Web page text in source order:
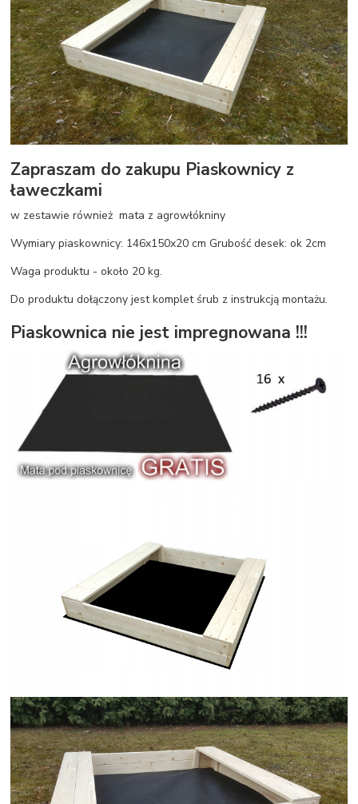
Zapraszam do zakupu Piaskownicy z
ławeczkami
w zestawie również mata z agrowłókniny
Wymiary piaskownicy: 146x150x20 cm Grubość desek: ok 2cm
Waga produktu - około 20 kg.
Do produktu dołączony jest komplet śrub z instrukcją montażu.
Piaskownica nie jest impregnowana !!!